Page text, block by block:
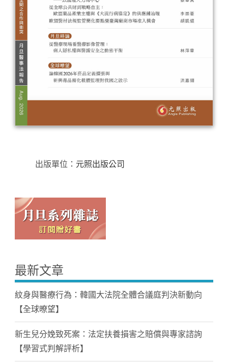
出版單位： 元照出版公司
最新文章
紋身與醫療行為：韓國大法院全體合議庭判決新動向
【全球暸望】
新生兒分娩致死案：法定扶養損害之賠償與專家諮詢
【學習式判解評析】